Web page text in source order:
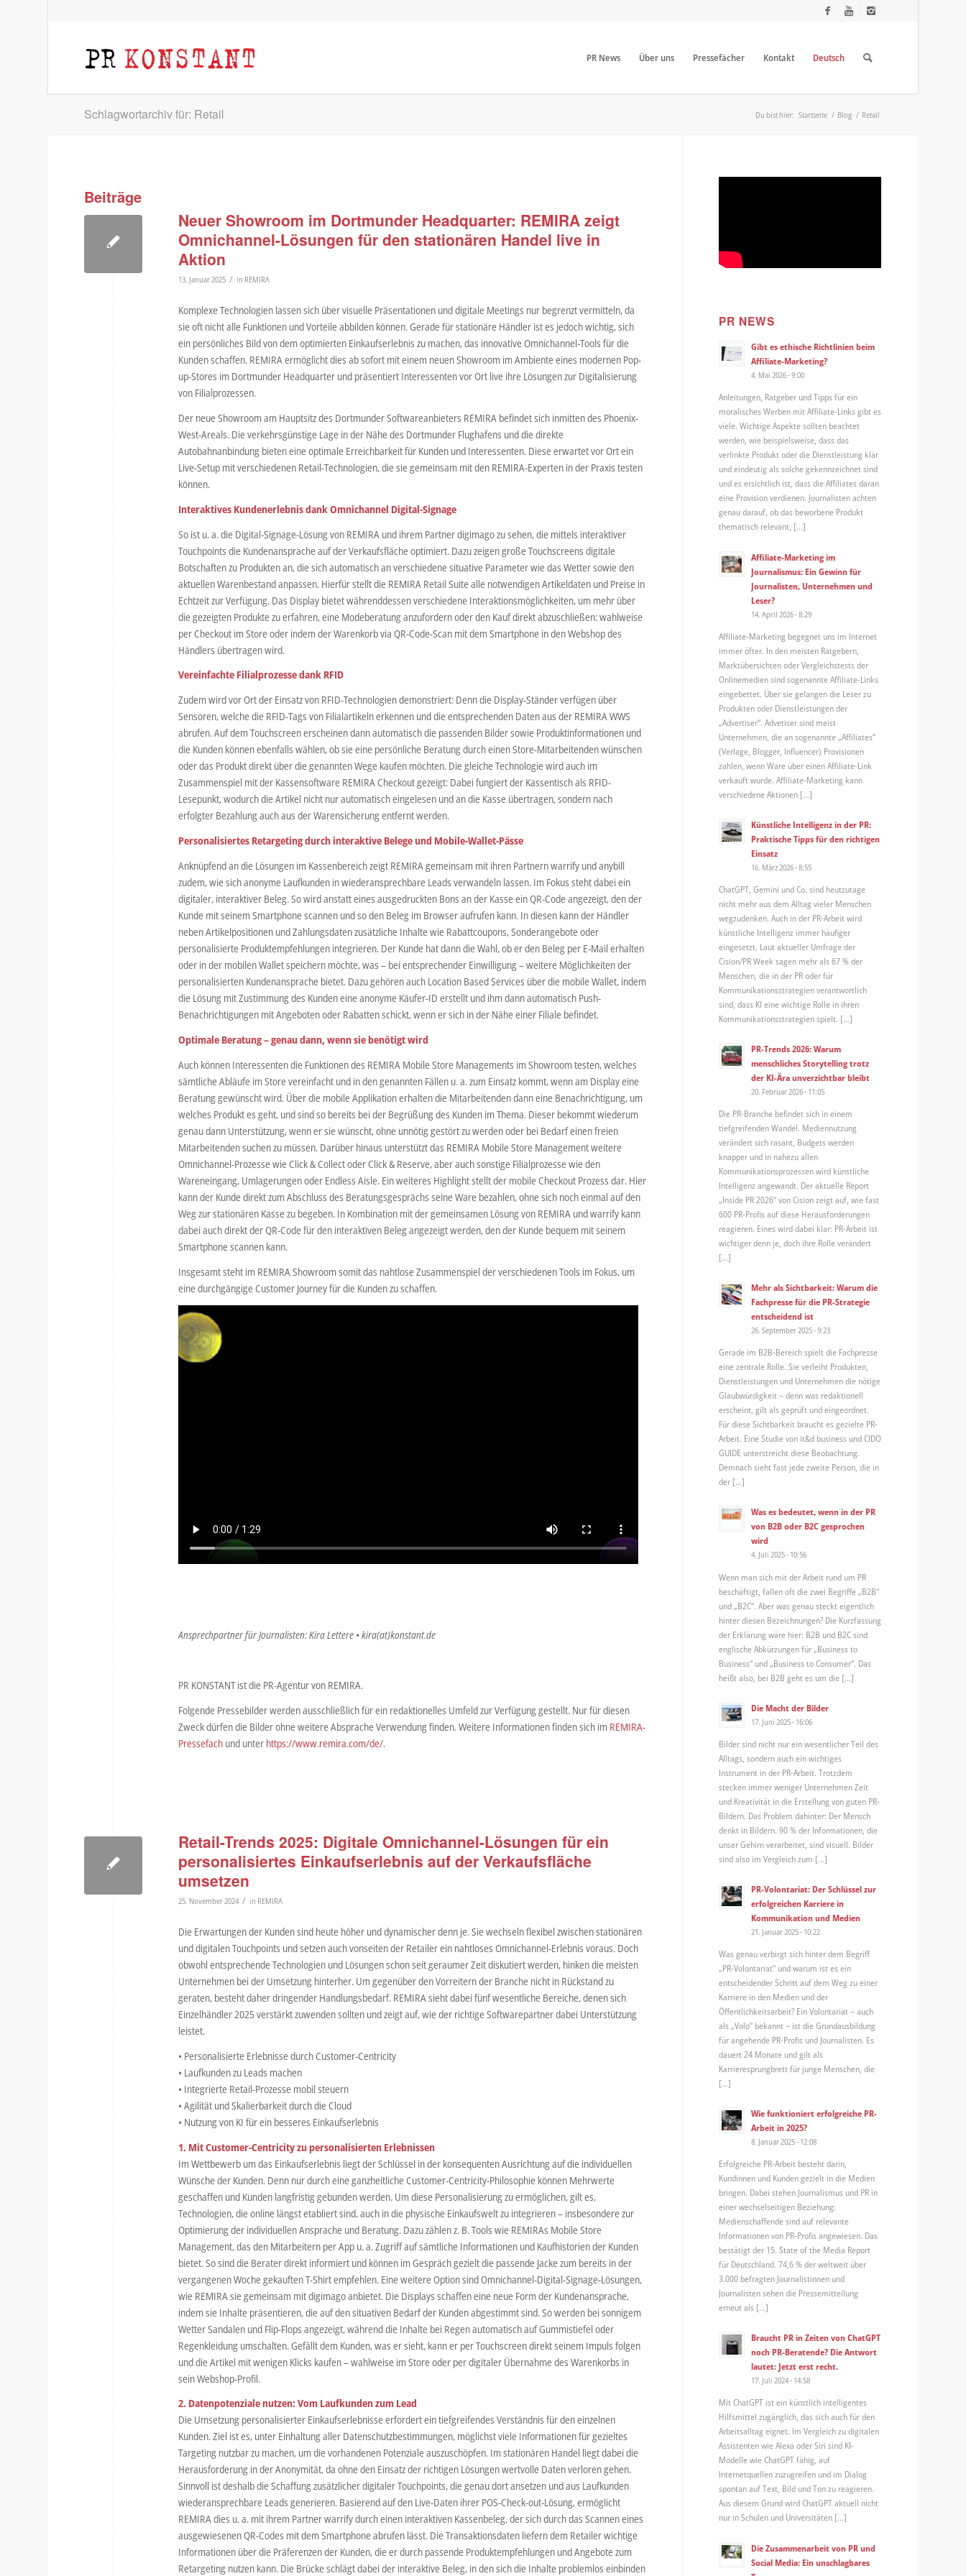
PR News Über uns Pressefächer Kontakt Deutsch
Schlagwortarchiv für: Retail Du bist hier: Startseite / Blog / Retail
Beiträge
Neuer Showroom im Dortmunder Headquarter: REMIRA zeigt
Omnichannel-Lösungen für den stationären Handel live in
Aktion
13. Januar 2025 / in REMIRA
Komplexe Technologien lassen sich über visuelle Präsentationen und digitale Meetings nur begrenzt vermitteln, da
sie oft nicht alle Funktionen und Vorteile abbilden können. Gerade für stationäre Händler ist es jedoch wichtig, sich
ein persönliches Bild von dem optimierten Einkaufserlebnis zu machen, das innovative Omnichannel-Tools für die
Kunden schaffen. REMIRA ermöglicht dies ab sofort mit einem neuen Showroom im Ambiente eines modernen Pop-
up-Stores im Dortmunder Headquarter und präsentiert Interessenten vor Ort live ihre Lösungen zur Digitalisierung
von Filialprozessen.
Der neue Showroom am Hauptsitz des Dortmunder Softwareanbieters REMIRA befindet sich inmitten des Phoenix-
West-Areals. Die verkehrsgünstige Lage in der Nähe des Dortmunder Flughafens und die direkte
Autobahnanbindung bieten eine optimale Erreichbarkeit für Kunden und Interessenten. Diese erwartet vor Ort ein
Live-Setup mit verschiedenen Retail-Technologien, die sie gemeinsam mit den REMIRA-Experten in der Praxis testen
können.
Interaktives Kundenerlebnis dank Omnichannel Digital-Signage
So ist u. a. die Digital-Signage-Lösung von REMIRA und ihrem Partner digimago zu sehen, die mittels interaktiver
Touchpoints die Kundenansprache auf der Verkaufsfläche optimiert. Dazu zeigen große Touchscreens digitale
Botschaften zu Produkten an, die sich automatisch an verschiedene situative Parameter wie das Wetter sowie den
aktuellen Warenbestand anpassen. Hierfür stellt die REMIRA Retail Suite alle notwendigen Artikeldaten und Preise in
Echtzeit zur Verfügung. Das Display bietet währenddessen verschiedene Interaktionsmöglichkeiten, um mehr über
die gezeigten Produkte zu erfahren, eine Modeberatung anzufordern oder den Kauf direkt abzuschließen: wahlweise
per Checkout im Store oder indem der Warenkorb via QR-Code-Scan mit dem Smartphone in den Webshop des
Händlers übertragen wird.
Vereinfachte Filialprozesse dank RFID
Zudem wird vor Ort der Einsatz von RFID-Technologien demonstriert: Denn die Display-Ständer verfügen über
Sensoren, welche die RFID-Tags von Filialartikeln erkennen und die entsprechenden Daten aus der REMIRA WWS
abrufen. Auf dem Touchscreen erscheinen dann automatisch die passenden Bilder sowie Produktinformationen und
die Kunden können ebenfalls wählen, ob sie eine persönliche Beratung durch einen Store-Mitarbeitenden wünschen
oder das Produkt direkt über die genannten Wege kaufen möchten. Die gleiche Technologie wird auch im
Zusammenspiel mit der Kassensoftware REMIRA Checkout gezeigt: Dabei fungiert der Kassentisch als RFID-
Lesepunkt, wodurch die Artikel nicht nur automatisch eingelesen und an die Kasse übertragen, sondern nach
erfolgter Bezahlung auch aus der Warensicherung entfernt werden.
Personalisiertes Retargeting durch interaktive Belege und Mobile-Wallet-Pässe
Anknüpfend an die Lösungen im Kassenbereich zeigt REMIRA gemeinsam mit ihren Partnern warrify und anybill
zudem, wie sich anonyme Laufkunden in wiederansprechbare Leads verwandeln lassen. Im Fokus steht dabei ein
digitaler, interaktiver Beleg. So wird anstatt eines ausgedruckten Bons an der Kasse ein QR-Code angezeigt, den der
Kunde mit seinem Smartphone scannen und so den Beleg im Browser aufrufen kann. In diesen kann der Händler
neben Artikelpositionen und Zahlungsdaten zusätzliche Inhalte wie Rabattcoupons, Sonderangebote oder
personalisierte Produktempfehlungen integrieren. Der Kunde hat dann die Wahl, ob er den Beleg per E-Mail erhalten
oder in der mobilen Wallet speichern möchte, was – bei entsprechender Einwilligung – weitere Möglichkeiten der
personalisierten Kundenansprache bietet. Dazu gehören auch Location Based Services über die mobile Wallet, indem
die Lösung mit Zustimmung des Kunden eine anonyme Käufer-ID erstellt und ihm dann automatisch Push-
Benachrichtigungen mit Angeboten oder Rabatten schickt, wenn er sich in der Nähe einer Filiale befindet.
Optimale Beratung – genau dann, wenn sie benötigt wird
Auch können Interessenten die Funktionen des REMIRA Mobile Store Managements im Showroom testen, welches
sämtliche Abläufe im Store vereinfacht und in den genannten Fällen u. a. zum Einsatz kommt, wenn am Display eine
Beratung gewünscht wird. Über die mobile Applikation erhalten die Mitarbeitenden dann eine Benachrichtigung, um
welches Produkt es geht, und sind so bereits bei der Begrüßung des Kunden im Thema. Dieser bekommt wiederum
genau dann Unterstützung, wenn er sie wünscht, ohne unnötig gestört zu werden oder bei Bedarf einen freien
Mitarbeitenden suchen zu müssen. Darüber hinaus unterstützt das REMIRA Mobile Store Management weitere
Omnichannel-Prozesse wie Click & Collect oder Click & Reserve, aber auch sonstige Filialprozesse wie den
Wareneingang, Umlagerungen oder Endless Aisle. Ein weiteres Highlight stellt der mobile Checkout Prozess dar. Hier
kann der Kunde direkt zum Abschluss des Beratungsgesprächs seine Ware bezahlen, ohne sich noch einmal auf den
Weg zur stationären Kasse zu begeben. In Kombination mit der gemeinsamen Lösung von REMIRA und warrify kann
dabei auch direkt der QR-Code für den interaktiven Beleg angezeigt werden, den der Kunde bequem mit seinem
Smartphone scannen kann.
Insgesamt steht im REMIRA Showroom somit das nahtlose Zusammenspiel der verschiedenen Tools im Fokus, um
eine durchgängige Customer Journey für die Kunden zu schaffen.
Ansprechpartner für Journalisten: Kira Lettere • kira(at)konstant.de
PR KONSTANT ist die PR-Agentur von REMIRA.
Folgende Pressebilder werden ausschließlich für ein redaktionelles Umfeld zur Verfügung gestellt. Nur für diesen
Zweck dürfen die Bilder ohne weitere Absprache Verwendung finden. Weitere Informationen finden sich im REMIRA-
Pressefach und unter https://www.remira.com/de/.
Retail-Trends 2025: Digitale Omnichannel-Lösungen für ein
personalisiertes Einkaufserlebnis auf der Verkaufsfläche
umsetzen
25. November 2024 / in REMIRA
Die Erwartungen der Kunden sind heute höher und dynamischer denn je. Sie wechseln flexibel zwischen stationären
und digitalen Touchpoints und setzen auch vonseiten der Retailer ein nahtloses Omnichannel-Erlebnis voraus. Doch
obwohl entsprechende Technologien und Lösungen schon seit geraumer Zeit diskutiert werden, hinken die meisten
Unternehmen bei der Umsetzung hinterher. Um gegenüber den Vorreitern der Branche nicht in Rückstand zu
geraten, besteht daher dringender Handlungsbedarf. REMIRA sieht dabei fünf wesentliche Bereiche, denen sich
Einzelhändler 2025 verstärkt zuwenden sollten und zeigt auf, wie der richtige Softwarepartner dabei Unterstützung
leistet.
• Personalisierte Erlebnisse durch Customer-Centricity
• Laufkunden zu Leads machen
• Integrierte Retail-Prozesse mobil steuern
• Agilität und Skalierbarkeit durch die Cloud
• Nutzung von KI für ein besseres Einkaufserlebnis
1. Mit Customer-Centricity zu personalisierten Erlebnissen
Im Wettbewerb um das Einkaufserlebnis liegt der Schlüssel in der konsequenten Ausrichtung auf die individuellen
Wünsche der Kunden. Denn nur durch eine ganzheitliche Customer-Centricity-Philosophie können Mehrwerte
geschaffen und Kunden langfristig gebunden werden. Um diese Personalisierung zu ermöglichen, gilt es,
Technologien, die online längst etabliert sind, auch in die physische Einkaufswelt zu integrieren – insbesondere zur
Optimierung der individuellen Ansprache und Beratung. Dazu zählen z. B. Tools wie REMIRAs Mobile Store
Management, das den Mitarbeitern per App u. a. Zugriff auf sämtliche Informationen und Kaufhistorien der Kunden
bietet. So sind die Berater direkt informiert und können im Gespräch gezielt die passende Jacke zum bereits in der
vergangenen Woche gekauften T-Shirt empfehlen. Eine weitere Option sind Omnichannel-Digital-Signage-Lösungen,
wie REMIRA sie gemeinsam mit digimago anbietet. Die Displays schaffen eine neue Form der Kundenansprache,
indem sie Inhalte präsentieren, die auf den situativen Bedarf der Kunden abgestimmt sind. So werden bei sonnigem
Wetter Sandalen und Flip-Flops angezeigt, während die Inhalte bei Regen automatisch auf Gummistiefel oder
Regenkleidung umschalten. Gefällt dem Kunden, was er sieht, kann er per Touchscreen direkt seinem Impuls folgen
und die Artikel mit wenigen Klicks kaufen – wahlweise im Store oder per digitaler Übernahme des Warenkorbs in
sein Webshop-Profil.
2. Datenpotenziale nutzen: Vom Laufkunden zum Lead
Die Umsetzung personalisierter Einkaufserlebnisse erfordert ein tiefgreifendes Verständnis für den einzelnen
Kunden. Ziel ist es, unter Einhaltung aller Datenschutzbestimmungen, möglichst viele Informationen für gezieltes
Targeting nutzbar zu machen, um die vorhandenen Potenziale auszuschöpfen. Im stationären Handel liegt dabei die
Herausforderung in der Anonymität, da ohne den Einsatz der richtigen Lösungen wertvolle Daten verloren gehen.
Sinnvoll ist deshalb die Schaffung zusätzlicher digitaler Touchpoints, die genau dort ansetzen und aus Laufkunden
wiederansprechbare Leads generieren. Basierend auf den Live-Daten ihrer POS-Check-out-Lösung, ermöglicht
REMIRA dies u. a. mit ihrem Partner warrify durch einen interaktiven Kassenbeleg, der sich durch das Scannen eines
ausgewiesenen QR-Codes mit dem Smartphone abrufen lässt. Die Transaktionsdaten liefern dem Retailer wichtige
Informationen über die Präferenzen der Kunden, die er durch passende Produktempfehlungen und Angebote zum
Retargeting nutzen kann. Die Brücke schlägt dabei der interaktive Beleg, in den sich die Inhalte problemlos einbinden
PR NEWS
Gibt es ethische Richtlinien beim
Affiliate-Marketing?
4. Mai 2026 - 9:00
Anleitungen, Ratgeber und Tipps für ein
moralisches Werben mit Affiliate-Links gibt es
viele. Wichtige Aspekte sollten beachtet
werden, wie beispielsweise, dass das
verlinkte Produkt oder die Dienstleistung klar
und eindeutig als solche gekennzeichnet sind
und es ersichtlich ist, dass die Affiliates daran
eine Provision verdienen. Journalisten achten
genau darauf, ob das beworbene Produkt
thematisch relevant, […]
Affiliate-Marketing im
Journalismus: Ein Gewinn für
Journalisten, Unternehmen und
Leser?
14. April 2026 - 8:29
Affiliate-Marketing begegnet uns im Internet
immer öfter. In den meisten Ratgebern,
Marktübersichten oder Vergleichstests der
Onlinemedien sind sogenannte Affiliate-Links
eingebettet. Über sie gelangen die Leser zu
Produkten oder Dienstleistungen der
„Advertiser“. Advetiser sind meist
Unternehmen, die an sogenannte „Affiliates“
(Verlage, Blogger, Influencer) Provisionen
zahlen, wenn Ware über einen Affiliate-Link
verkauft wurde. Affiliate-Marketing kann
verschiedene Aktionen […]
Künstliche Intelligenz in der PR:
Praktische Tipps für den richtigen
Einsatz
16. März 2026 - 8:55
ChatGPT, Gemini und Co. sind heutzutage
nicht mehr aus dem Alltag vieler Menschen
wegzudenken. Auch in der PR-Arbeit wird
künstliche Intelligenz immer häufiger
eingesetzt. Laut aktueller Umfrage der
Cision/PR Week sagen mehr als 67 % der
Menschen, die in der PR oder für
Kommunikationsstrategien verantwortlich
sind, dass KI eine wichtige Rolle in ihren
Kommunikationsstrategien spielt. […]
PR-Trends 2026: Warum
menschliches Storytelling trotz
der KI-Ära unverzichtbar bleibt
20. Februar 2026 - 11:05
Die PR-Branche befindet sich in einem
tiefgreifenden Wandel. Mediennutzung
verändert sich rasant, Budgets werden
knapper und in nahezu allen
Kommunikationsprozessen wird künstliche
Intelligenz angewandt. Der aktuelle Report
„Inside PR 2026“ von Cision zeigt auf, wie fast
600 PR-Profis auf diese Herausforderungen
reagieren. Eines wird dabei klar: PR-Arbeit ist
wichtiger denn je, doch ihre Rolle verändert
[…]
Mehr als Sichtbarkeit: Warum die
Fachpresse für die PR-Strategie
entscheidend ist
26. September 2025 - 9:23
Gerade im B2B-Bereich spielt die Fachpresse
eine zentrale Rolle. Sie verleiht Produkten,
Dienstleistungen und Unternehmen die nötige
Glaubwürdigkeit – denn was redaktionell
erscheint, gilt als geprüft und eingeordnet.
Für diese Sichtbarkeit braucht es gezielte PR-
Arbeit. Eine Studie von it&d business und CIDO
GUIDE unterstreicht diese Beobachtung.
Demnach sieht fast jede zweite Person, die in
der […]
Was es bedeutet, wenn in der PR
von B2B oder B2C gesprochen
wird
4. Juli 2025 - 10:56
Wenn man sich mit der Arbeit rund um PR
beschäftigt, fallen oft die zwei Begriffe „B2B“
und „B2C“. Aber was genau steckt eigentlich
hinter diesen Bezeichnungen? Die Kurzfassung
der Erklärung wäre hier: B2B und B2C sind
englische Abkürzungen für „Business to
Business“ und „Business to Consumer“. Das
heißt also, bei B2B geht es um die […]
Die Macht der Bilder
17. Juni 2025 - 16:06
Bilder sind nicht nur ein wesentlicher Teil des
Alltags, sondern auch ein wichtiges
Instrument in der PR-Arbeit. Trotzdem
stecken immer weniger Unternehmen Zeit
und Kreativität in die Erstellung von guten PR-
Bildern. Das Problem dahinter: Der Mensch
denkt in Bildern. 90 % der Informationen, die
unser Gehirn verarbeitet, sind visuell. Bilder
sind also im Vergleich zum […]
PR-Volontariat: Der Schlüssel zur
erfolgreichen Karriere in
Kommunikation und Medien
21. Januar 2025 - 10:22
Was genau verbirgt sich hinter dem Begriff
„PR-Volontariat“ und warum ist es ein
entscheidender Schritt auf dem Weg zu einer
Karriere in den Medien und der
Öffentlichkeitsarbeit? Ein Volontariat – auch
als „Volo“ bekannt – ist die Grundausbildung
für angehende PR-Profis und Journalisten. Es
dauert 24 Monate und gilt als
Karrieresprungbrett für junge Menschen, die
[…]
Wie funktioniert erfolgreiche PR-
Arbeit in 2025?
8. Januar 2025 - 12:08
Erfolgreiche PR-Arbeit besteht darin,
Kundinnen und Kunden gezielt in die Medien
bringen. Dabei stehen Journalismus und PR in
einer wechselseitigen Beziehung:
Medienschaffende sind auf relevante
Informationen von PR-Profis angewiesen. Das
bestätigt der 15. State of the Media Report
für Deutschland. 74,6 % der weltweit über
3.000 befragten Journalistinnen und
Journalisten sehen die Pressemitteilung
erneut als […]
Braucht PR in Zeiten von ChatGPT
noch PR-Beratende? Die Antwort
lautet: Jetzt erst recht.
17. Juli 2024 - 14:58
Mit ChatGPT ist ein künstlich intelligentes
Hilfsmittel zugänglich, das sich auch für den
Arbeitsalltag eignet. Im Vergleich zu digitalen
Assistenten wie Alexa oder Siri sind KI-
Modelle wie ChatGPT fähig, auf
Internetquellen zuzugreifen und im Dialog
spontan auf Text, Bild und Ton zu reagieren.
Aus diesem Grund wird ChatGPT aktuell nicht
nur in Schulen und Universitäten […]
Die Zusammenarbeit von PR und
Social Media: Ein unschlagbares